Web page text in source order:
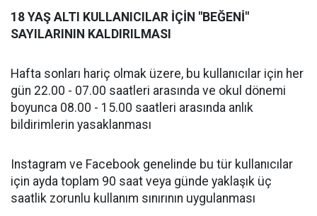
18 YAŞ ALTI KULLANICILAR İÇİN "BEĞENİ"
SAYILARININ KALDIRILMASI
Hafta sonları hariç olmak üzere, bu kullanıcılar için her
gün 22.00 - 07.00 saatleri arasında ve okul dönemi
boyunca 08.00 - 15.00 saatleri arasında anlık
bildirimlerin yasaklanması
Instagram ve Facebook genelinde bu tür kullanıcılar
için ayda toplam 90 saat veya günde yaklaşık üç
saatlik zorunlu kullanım sınırının uygulanması